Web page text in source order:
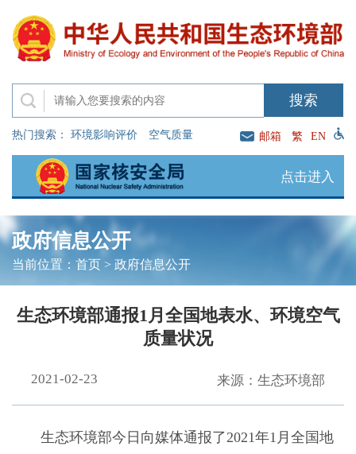
热门搜索： 环境影响评价 空气质量 邮箱 繁 EN
点击进入
政府信息公开
当前位置： 首页> 政府信息公开
生态环境部通报1月全国地表水、环境空气
质量状况
2021-02-23 来源：生态环境部
生态环境部今日向媒体通报了2021年1月全国地